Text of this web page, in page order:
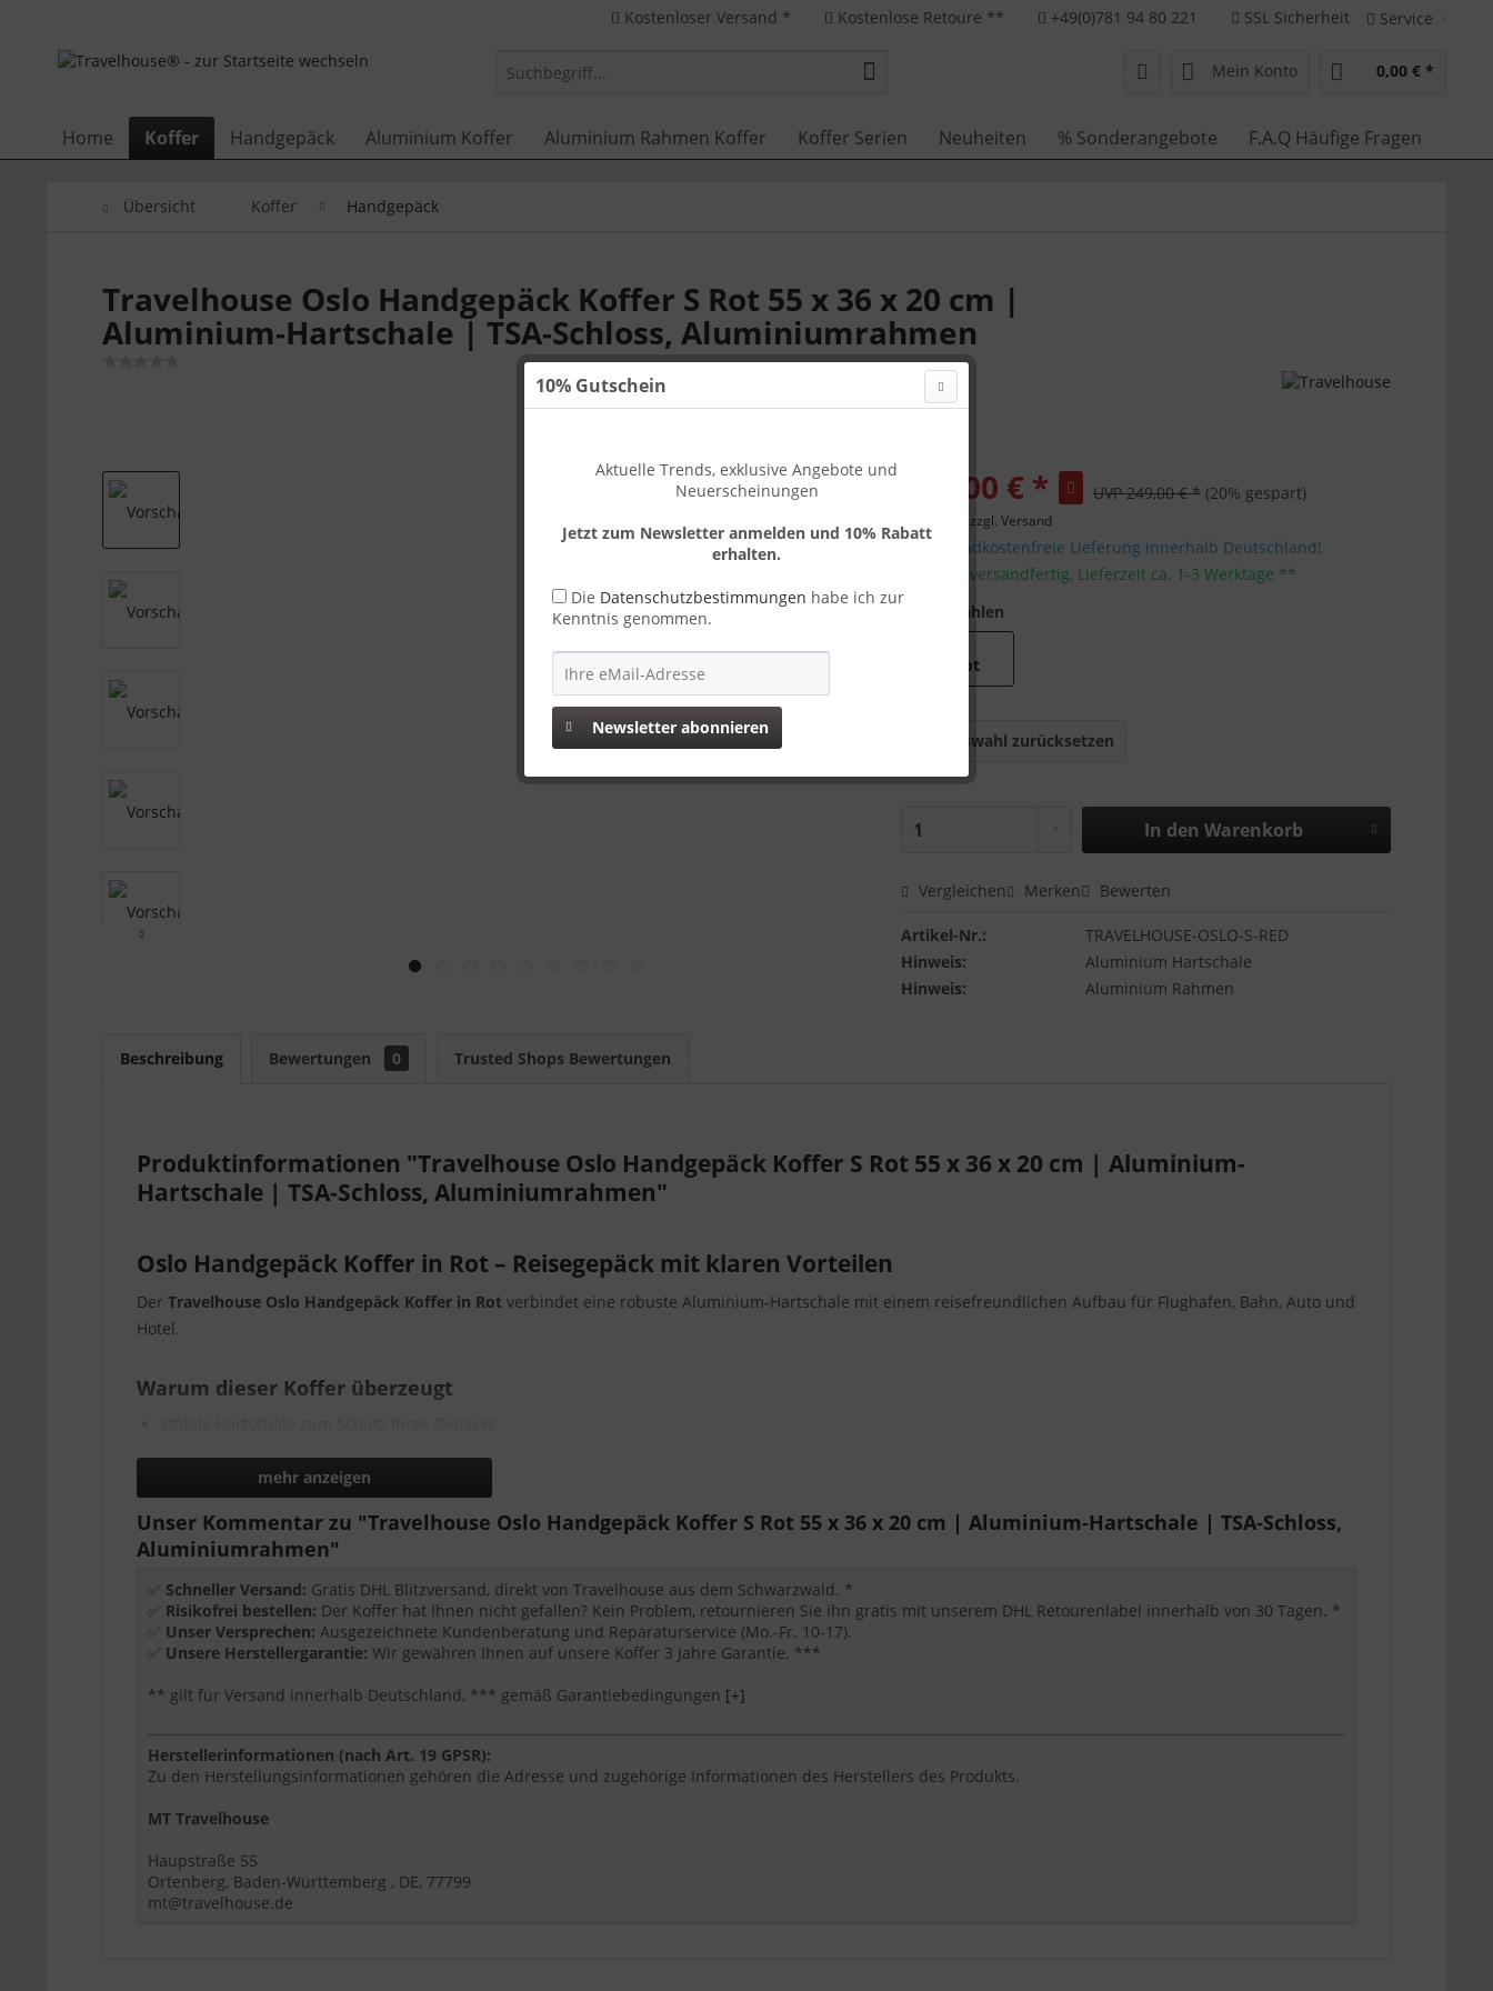
Service
Kostenloser Versand * Kostenlose Retoure ** +49(0)781 94 80 221 SSL Sicherheit
Mein Konto 0,00 € *
Home Koffer Handgepäck Aluminium Koffer Aluminium Rahmen Koffer Koffer Serien Neuheiten % Sonderangebote F.A.Q Häufige Fragen
Übersicht Koffer Handgepäck
Travelhouse Oslo Handgepäck Koffer S Rot 55 x 36 x 20 cm |
Aluminium-Hartschale | TSA-Schloss, Aluminiumrahmen
199,00 € * UVP 249,00 € * (20% gespart)
zzgl. Versand
Versandkostenfreie Lieferung innerhalb Deutschland!
Sofort versandfertig, Lieferzeit ca. 1-3 Werktage **
Farbe wählen
Auswahl zurücksetzen
In den Warenkorb
Vergleichen Merken Bewerten
Artikel-Nr.:
TRAVELHOUSE-OSLO-S-RED
Hinweis:
Aluminium Hartschale
Hinweis:
Aluminium Rahmen
Beschreibung Bewertungen 0 Trusted Shops Bewertungen
Produktinformationen "Travelhouse Oslo Handgepäck Koffer S Rot 55 x 36 x 20 cm | Aluminium-
Hartschale | TSA-Schloss, Aluminiumrahmen"
Oslo Handgepäck Koffer in Rot – Reisegepäck mit klaren Vorteilen
Der Travelhouse Oslo Handgepäck Koffer in Rot verbindet eine robuste Aluminium-Hartschale mit einem reisefreundlichen Aufbau für Flughafen, Bahn, Auto und
Hotel.
Warum dieser Koffer überzeugt
übersichtlicher Innenraum für Kleidung, Technik und Reiseutensilien
geeignet für Urlaub, Businessreise und Alltag
Wichtige Ausstattung
TSA-Schloss
Aluminiumrahmen
zipperless Design
4 Rollen
Produktdetails
Größe:S
Maße:55 x 36 x 20 cm
Gewicht:4,0 kg
Für wen eignet sich dieser Artikel?
Dieser Artikel ist eine passende Wahl, wenn Sie nach einem handgepäck koffer von Travelhouse suchen, der robust, komfortabel und suchmaschinenklar
mehr anzeigen
Unser Kommentar zu "Travelhouse Oslo Handgepäck Koffer S Rot 55 x 36 x 20 cm | Aluminium-Hartschale | TSA-Schloss,
Aluminiumrahmen"
Schneller Versand: Gratis DHL Blitzversand, direkt von Travelhouse aus dem Schwarzwald. *
Risikofrei bestellen: Der Koffer hat Ihnen nicht gefallen? Kein Problem, retournieren Sie ihn gratis mit unserem DHL Retourenlabel innerhalb von 30 Tagen. *
Unser Versprechen: Ausgezeichnete Kundenberatung und Reparaturservice (Mo.-Fr. 10-17).
Unsere Herstellergarantie: Wir gewähren Ihnen auf unsere Koffer 3 Jahre Garantie. ***
** gilt für Versand innerhalb Deutschland, *** gemäß Garantiebedingungen [+]
Herstellerinformationen (nach Art. 19 GPSR):
Zu den Herstellungsinformationen gehören die Adresse und zugehörige Informationen des Herstellers des Produkts.
MT Travelhouse
Haupstraße 55
Ortenberg, Baden-Württemberg , DE, 77799
mt@travelhouse.de
10% Gutschein
Aktuelle Trends, exklusive Angebote und
Neuerscheinungen
Jetzt zum Newsletter anmelden und 10% Rabatt
erhalten.
Die Datenschutzbestimmungen habe ich zur
Kenntnis genommen.
Newsletter abonnieren